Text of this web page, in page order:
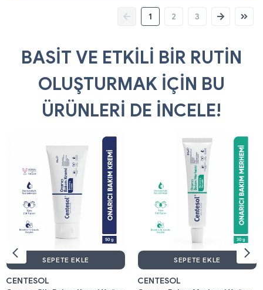
1 2 3
BASİT VE ETKİLİ BİR RUTİN
OLUŞTURMAK İÇİN BU
ÜRÜNLERİ DE İNCELE!
SEPETE EKLE
CENTESOL
SEPETE EKLE
CENTESOL